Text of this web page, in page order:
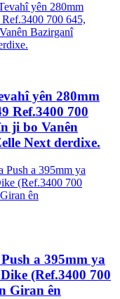
yên 280mm
Ref.3400 700
ji bo Vanên
Next derdixe.
a 395mm ya
(Ref.3400 700
Giran ên